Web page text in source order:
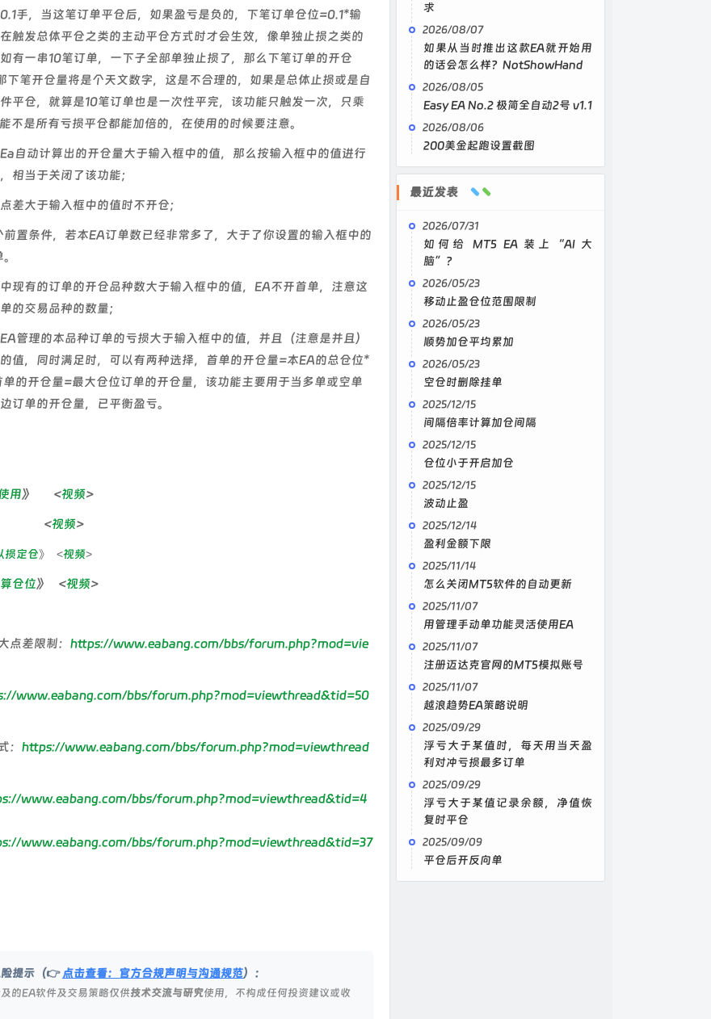
手，当这笔订单平仓后，如果盈亏是负的，下笔订单仓位=0.1*输
触发总体平仓之类的主动平仓方式时才会生效，像单独止损之类的
有一串10笔订单，一下子全部单独止损了，那么下笔订单的开仓
下笔开仓量将是个天文数字，这是不合理的，如果是总体止损或是自
平仓，就算是10笔订单也是一次性平完，该功能只触发一次，只乘
不是所有亏损平仓都能加倍的，在使用的时候要注意。
自动计算出的开仓量大于输入框中的值，那么按输入框中的值进行
相当于关闭了该功能；
差大于输入框中的值时不开仓；
置条件，若本EA订单数已经非常多了，大于了你设置的输入框中的
现有的订单的开仓品种数大于输入框中的值，EA不开首单，注意这
的交易品种的数量；
管理的本品种订单的亏损大于输入框中的值，并且（注意是并且）
值，同时满足时，可以有两种选择，首单的开仓量=本EA的总仓位*
的开仓量=最大仓位订单的开仓量，该功能主要用于当多单或空单
订单的开仓量，已平衡盈亏。
用》 <视频>
<视频>
损定仓》 <视频>
仓位》 <视频>
点差限制： https://www.eabang.com/bbs/forum.php?mod=vie
www.eabang.com/bbs/forum.php?mod=viewthread&tid=50
： https://www.eabang.com/bbs/forum.php?mod=viewthread
www.eabang.com/bbs/forum.php?mod=viewthread&tid=4
www.eabang.com/bbs/forum.php?mod=viewthread&tid=37
提示（👉点击查看：官方合规声明与沟通规范）：
的EA软件及交易策略仅供技术交流与研究使用，不构成任何投资建议或收
求
2026/08/07
如果从当时推出这款EA就开始用
的话会怎么样？NotShowHand
2026/08/05
Easy EA No.2 极简全自动2号 v1.1
2026/08/06
200美金起跑设置截图
最近发表
2026/07/31
如何给 MT5 EA 装上“AI 大
脑”？
2026/05/23
移动止盈仓位范围限制
2026/05/23
顺势加仓平均累加
2026/05/23
空仓时删除挂单
2025/12/15
间隔倍率计算加仓间隔
2025/12/15
仓位小于开启加仓
2025/12/15
波动止盈
2025/12/14
盈利金额下限
2025/11/14
怎么关闭MT5软件的自动更新
2025/11/07
用管理手动单功能灵活使用EA
2025/11/07
注册迈达克官网的MT5模拟账号
2025/11/07
越浪趋势EA策略说明
2025/09/29
浮亏大于某值时，每天用当天盈
利对冲亏损最多订单
2025/09/29
浮亏大于某值记录余额，净值恢
复时平仓
2025/09/09
平仓后开反向单